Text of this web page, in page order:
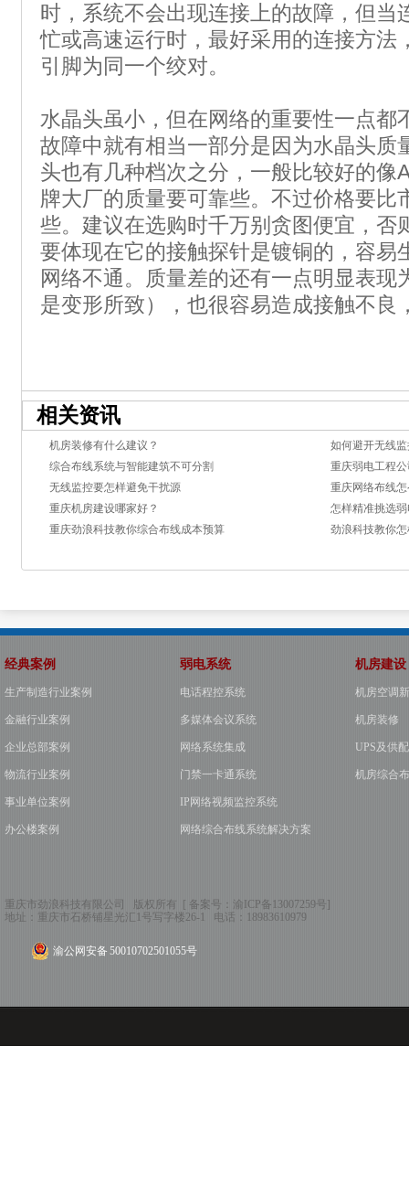
时，系统不会出现连接上的故障，但当
忙或高速运行时，最好采用的连接方法
引脚为同一个绞对。
水晶头虽小，但在网络的重要性一点都
故障中就有相当一部分是因为水晶头质
头也有几种档次之分，一般比较好的像
牌大厂的质量要可靠些。不过价格要比
些。建议在选购时千万别贪图便宜，否
要体现在它的接触探针是镀铜的，容易
网络不通。质量差的还有一点明显表现
是变形所致），也很容易造成接触不良
相关资讯
机房装修有什么建议？
如何避开无线
综合布线系统与智能建筑不可分割
重庆弱电工程
无线监控要怎样避免干扰源
重庆网络布线
重庆机房建设哪家好？
怎样精准挑选
重庆劲浪科技教你综合布线成本预算
劲浪科技教你
经典案例
生产制造行业案例
金融行业案例
企业总部案例
物流行业案例
事业单位案例
办公楼案例
弱电系统
电话程控系统
多媒体会议系统
网络系统集成
门禁一卡通系统
IP网络视频监控系统
网络综合布线系统解决方案
机房建设
机房空调
机房装修
UPS及供
机房综合
重庆市劲浪科技有限公司 版权所有 [ 备案号： 渝ICP备13007259号]
地址： 重庆市石桥铺星光汇1号写字楼26-1 电话： 18983610979
渝公网安备 50010702501055号